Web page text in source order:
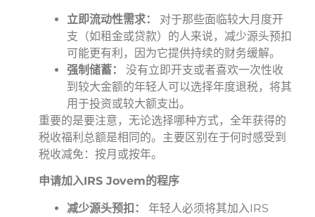
立即流动性需求：
对于那些面临较大月度开
支（如租金或贷款）的人来说，减少源头预扣
可能更有利，因为它提供持续的财务缓解。
强制储蓄：
没有立即开支或者喜欢一次性收
到较大金额的年轻人可以选择年度退税，将其
用于投资或较大额支出。
重要的是要注意，无论选择哪种方式，全年获得的
税收福利总额是相同的。主要区别在于何时感受到
税收减免：按月或按年。
申请加入IRS Jovem的程序
减少源头预扣：
年轻人必须将其加入IRS